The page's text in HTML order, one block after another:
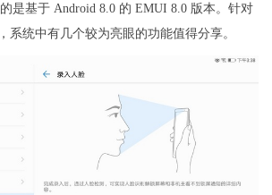
是基于 Android 8.0 的 EMUI 8.0 版本。针对
系统中有几个较为亮眼的功能值得分享。